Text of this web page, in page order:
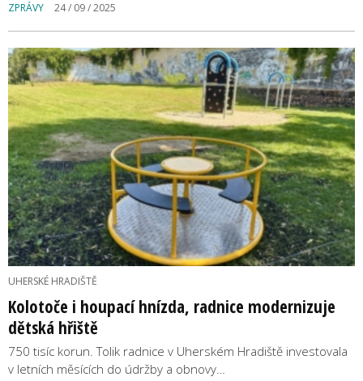
ZPRÁVY 24 / 09 / 2025
UHERSKÉ HRADIŠTĚ
Kolotoče i houpací hnízda, radnice modernizuje
dětská hřiště
750 tisíc korun. Tolik radnice v Uherském Hradiště investovala
v letních měsících do údržby a obnovy…